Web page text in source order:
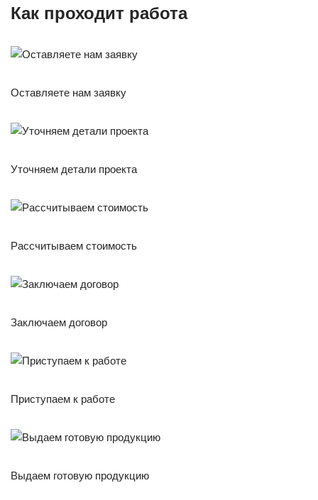
Как проходит работа
Оставляете нам заявку
Уточняем детали проекта
Рассчитываем стоимость
Заключаем договор
Приступаем к работе
Выдаем готовую продукцию